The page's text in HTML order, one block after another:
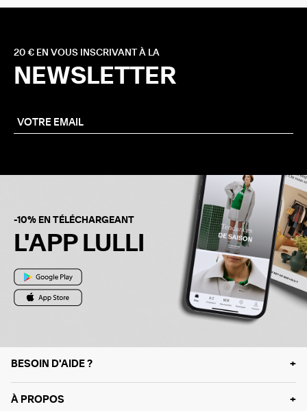
20 € EN VOUS INSCRIVANT À LA
NEWSLETTER
-10% EN TÉLÉCHARGEANT
L'APP LULLI
BESOIN D'AIDE ?
À PROPOS